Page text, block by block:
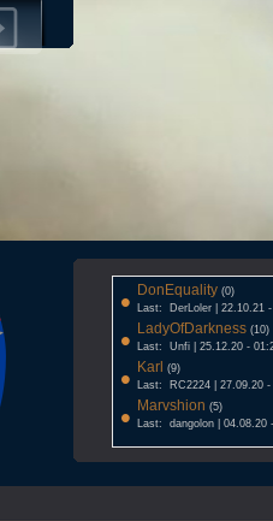
• DonEquality (0)
Last: DerLoler | 22.10.21
• LadyOfDarkness (10)
Last: Unfi | 25.12.20 -
• Karl (9)
Last: RC2224 | 27.09.20 -
• Marvshion (5)
Last: dangolon | 04.08.20